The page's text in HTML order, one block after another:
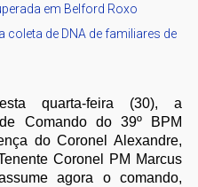
em Belford Roxo
coleta de DNA de familiares de
quarta-feira (30), a
Comando do 39º BPM
do Coronel Alexandre,
Coronel PM Marcus
agora o comando,